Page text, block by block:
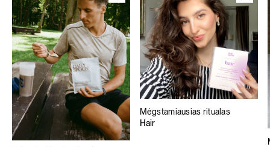
Mėgstamiausias ritualas
Hair